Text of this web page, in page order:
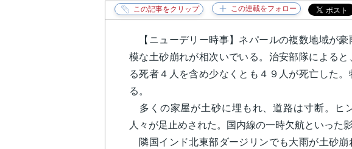
【ニューデリー時事】ネパールの複数地域が豪
模な土砂崩れが相次いでいる。治安部隊による
る死者４人を含め少なくとも４９人が死亡した
る。
多くの家屋が土砂に埋もれ、道路は寸断。ヒ
人々が足止めされた。国内線の一時欠航といった
隣国インド北東部ダージリンでも大雨が土砂崩